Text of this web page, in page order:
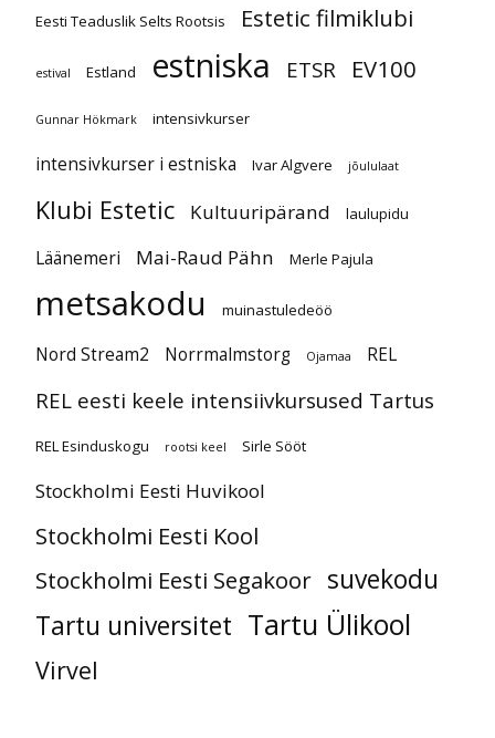
Eesti Teaduslik Selts Rootsis Estetic filmiklubi
estival Estland estniska ETSR EV100
Gunnar Hökmark intensivkurser
intensivkurser i estniska Ivar Algvere jõululaat
Klubi Estetic Kultuuripärand laulupidu
Läänemeri Mai-Raud Pähn Merle Pajula
metsakodu muinastuledeöö
Nord Stream2 Norrmalmstorg Ojamaa REL
REL eesti keele intensiivkursused Tartus
REL Esinduskogu rootsi keel Sirle Sööt
Stockholmi Eesti Huvikool
Stockholmi Eesti Kool
Stockholmi Eesti Segakoor suvekodu
Tartu universitet Tartu Ülikool
Virvel